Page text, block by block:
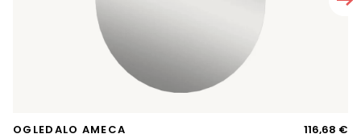
OGLEDALO AMECA 116,68 €